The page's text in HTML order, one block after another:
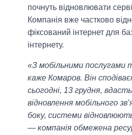
почнуть відновлювати
Компанія вже частково
фіксований інтернет для
інтернету.
«З мобільними послугами
каже Комаров. Він
сьогодні, 13 грудня,
відновлення мобільного
боку, системи
— компанія обмежена